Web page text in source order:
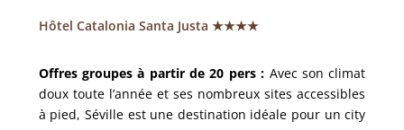
Hôtel Catalonia Santa Justa ★★★★
Offres groupes à partir de 20 pers : Avec son climat
doux toute l’année et ses nombreux sites accessibles
à pied, Séville est une destination idéale pour un city